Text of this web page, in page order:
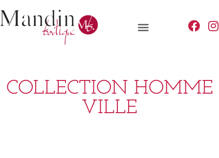
COLLECTION HOMME
VILLE